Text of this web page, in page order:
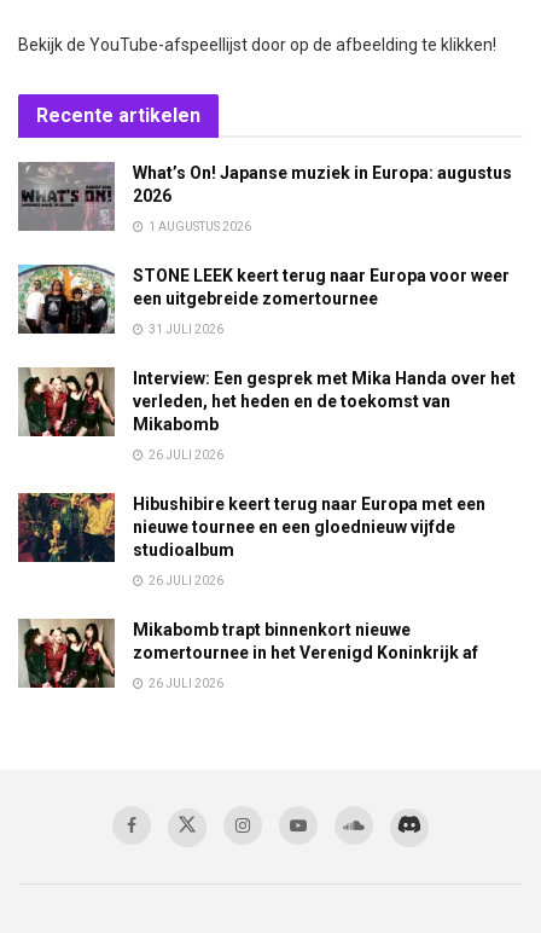
Bekijk de YouTube-afspeellijst door op de afbeelding te klikken!
Recente artikelen
What’s On! Japanse muziek in Europa: augustus
2026
1 AUGUSTUS 2026
STONE LEEK keert terug naar Europa voor weer
een uitgebreide zomertournee
31 JULI 2026
Interview: Een gesprek met Mika Handa over het
verleden, het heden en de toekomst van
Mikabomb
26 JULI 2026
Hibushibire keert terug naar Europa met een
nieuwe tournee en een gloednieuw vijfde
studioalbum
26 JULI 2026
Mikabomb trapt binnenkort nieuwe
zomertournee in het Verenigd Koninkrijk af
26 JULI 2026